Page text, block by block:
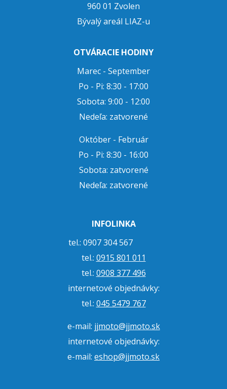
960 01 Zvolen
Bývalý areál LIAZ-u
OTVÁRACIE HODINY
Marec - September
Po - Pi: 8:30 - 17:00
Sobota: 9:00 - 12:00
Nedeľa: zatvorené
Október - Február
Po - Pi: 8:30 - 16:00
Sobota: zatvorené
Nedeľa: zatvorené
INFOLINKA
tel.: 0907 304 567
tel.: 0915 801 011
tel.: 0908 377 496
internetové objednávky:
tel.: 045 5479 767
e-mail: jjmoto@jjmoto.sk
internetové objednávky:
e-mail: eshop@jjmoto.sk